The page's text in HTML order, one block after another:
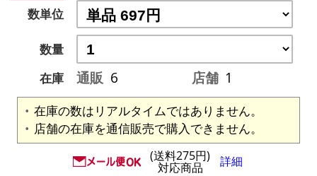
数単位
数量
在庫
通販 6 店舗 1
在庫の数はリアルタイムではありません。
店舗の在庫を通信販売で購入できません。
(送料275円)
対応商品 詳細